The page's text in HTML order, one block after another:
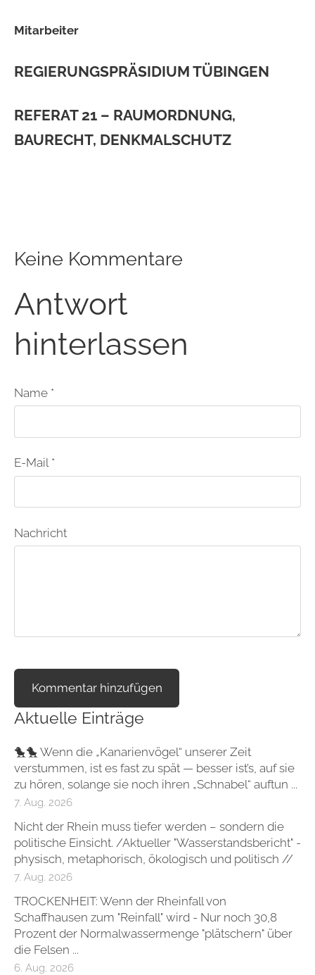
Aktuelle Einträge
🐤🐤 Wenn die „Kanarienvögel“ unserer Zeit
verstummen, ist es fast zu spät — besser ist’s, auf sie
zu hören, solange sie noch ihren „Schnabel“ auftun ...
7. Aug. 2026
Nicht der Rhein muss tiefer werden – sondern die
politische Einsicht. /Aktueller "Wasserstandsbericht" -
physisch, metaphorisch, ökologisch und politisch //
7. Aug. 2026
TROCKENHEIT: Wenn der Rheinfall von
Schaffhausen zum "Reinfall" wird - Nur noch 30,8
Prozent der Normalwassermenge "plätschern" über
die Felsen ...
6. Aug. 2026
Mitarbeiter
REGIERUNGSPRÄSIDIUM TÜBINGEN
REFERAT 21 – RAUMORDNUNG,
BAURECHT, DENKMALSCHUTZ
Keine Kommentare
Antwort
hinterlassen
Name *
E-Mail *
Nachricht